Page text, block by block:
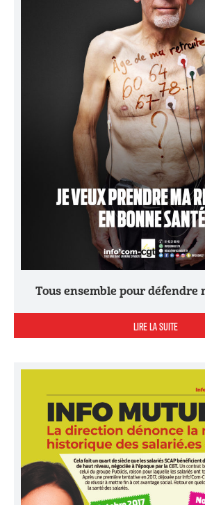
Tous ensemble pour défendre
LIRE LA SUITE